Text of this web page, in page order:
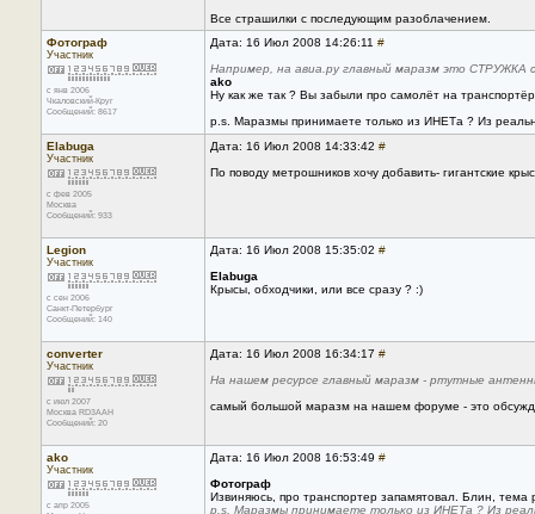
Все страшилки с последующим разоблачением.
Фотограф
Участник
с янв 2006
Чкаловский-Круг
Сообщений: 8617
Дата: 16 Июл 2008 14:26:11 #
Например, на авиа.ру главный маразм это СТРУЖКА
ako
Ну как же так ? Вы забыли про самолёт на
p.s. Маразмы принимаете только из ИНЕТа ? Из
Elabuga
Участник
с фев 2005
Москва
Сообщений: 933
Дата: 16 Июл 2008 14:33:42 #
По поводу метрошников хочу добавить- гигантские
Legion
Участник
с сен 2006
Санкт-Петербург
Сообщений: 140
Дата: 16 Июл 2008 15:35:02 #
Elabuga
Крысы, обходчики, или все сразу ? :)
converter
Участник
с июл 2007
Москва RD3AAH
Сообщений: 20
Дата: 16 Июл 2008 16:34:17 #
На нашем ресурсе главный маразм - ртутные
самый большой маразм на нашем форуме - это
ako
Участник
с апр 2005
Дата: 16 Июл 2008 16:53:49 #
Фотограф
Извиняюсь, про транспортер запамятовал. Блин, тема
p.s. Маразмы принимаете только из ИНЕТа ? Из